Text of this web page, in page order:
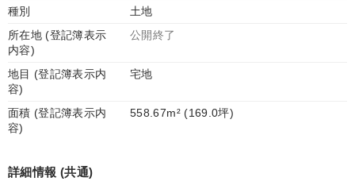
種別
土地
所在地 (登記簿表示
内容)
公開終了
地目 (登記簿表示内
容)
宅地
面積 (登記簿表示内
容)
558.67m² (169.0坪)
詳細情報 (共通)